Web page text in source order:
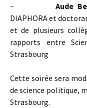
– Aude
DIAPHORA et
et de plusieurs
rapports entre
Strasbourg
Cette soirée sera
de science politique,
Strasbourg.